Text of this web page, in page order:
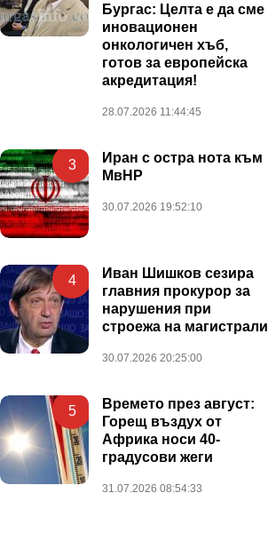
Бургас: Целта е да сме
иновационен
онкологичен хъб,
готов за европейска
акредитация!
28.07.2026 11:44:45
3
Иран с остра нота към
МвНР
30.07.2026 19:52:10
4
Иван Шишков сезира
главния прокурор за
нарушения при
строежа на магистрали
30.07.2026 20:25:00
5
Времето през август:
Горещ въздух от
Африка носи 40-
градусови жеги
31.07.2026 08:54:33